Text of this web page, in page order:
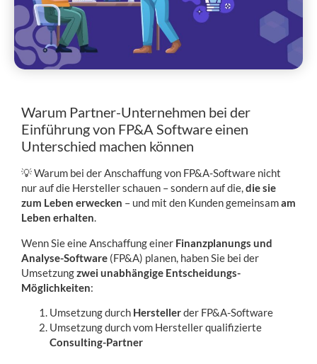
Warum Partner-Unternehmen bei der
Einführung von FP&A Software einen
Unterschied machen können
💡 Warum bei der Anschaffung von FP&A-Software nicht
nur auf die Hersteller schauen – sondern auf die,die sie
zum Leben erwecken – und mit den Kunden gemeinsamam
Leben erhalten.
Wenn Sie eine Anschaffung einer Finanzplanungs und
Analyse-Software (FP&A) planen, haben Sie bei der
Umsetzungzwei unabhängige Entscheidungs-
Möglichkeiten:
Umsetzung durch Herstellerder FP&A-Software
Umsetzung durch vom Hersteller qualifizierte
Consulting-Partner